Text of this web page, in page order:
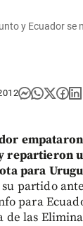
y Ecuador se
repartieron
para
partido
para
de las